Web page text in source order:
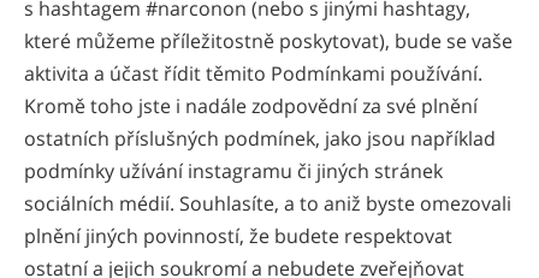
s hashtagem #narconon (nebo s jinými hashtagy,
které můžeme příležitostně poskytovat), bude se vaše
aktivita a účast řídit těmito Podmínkami používání.
Kromě toho jste i nadále zodpovědní za své plnění
ostatních příslušných podmínek, jako jsou například
podmínky užívání instagramu či jiných stránek
sociálních médií. Souhlasíte, a to aniž byste omezovali
plnění jiných povinností, že budete respektovat
ostatní a jejich soukromí a nebudete zveřejňovat